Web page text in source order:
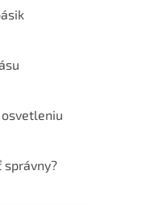
osvetleniu
správny?